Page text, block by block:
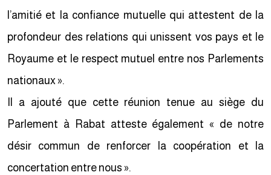
l’amitié et la confiance mutuelle qui attestent de la
profondeur des relations qui unissent vos pays et le
Royaume et le respect mutuel entre nos Parlements
nationaux ».
Il a ajouté que cette réunion tenue au siège du
Parlement à Rabat atteste également « de notre
désir commun de renforcer la coopération et la
concertation entre nous ».